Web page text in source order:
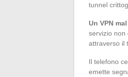
tunnel
Un VPN
servizio non
attraverso il
Il telefono
emette